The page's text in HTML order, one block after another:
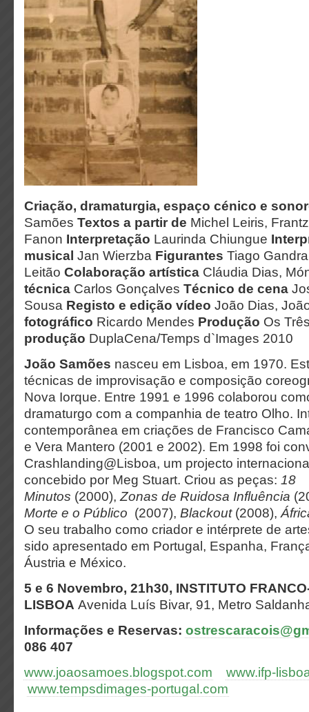
Criação, dramaturgia, espaço cénico e
Samões Textos a partir de Michel Leiris, Frantz
Fanon Interpretação Laurinda Chiungue
musical Jan Wierzba Figurantes Tiago
Leitão Colaboração artística Cláudia Dias,
técnica Carlos Gonçalves Técnico de cena
Sousa Registo e edição vídeo João Dias,
fotográfico Ricardo Mendes Produção Os
produção DuplaCena/Temps d`Images 2010
João Samões nasceu em Lisboa, em 1970.
técnicas de improvisação e composição
Nova Iorque. Entre 1991 e 1996 colaborou
dramaturgo com a companhia de teatro Olho.
contemporânea em criações de Francisco
e Vera Mantero (2001 e 2002). Em 1998 foi
Crashlanding@Lisboa, um projecto
concebido por Meg Stuart. Criou as peças: 18
Minutos (2000), Zonas de Ruidosa Influência
Morte e o Público (2007), Blackout(2008),
O seu trabalho como criador e intérprete de
sido apresentado em Portugal, Espanha,
Áustria e México.
5 e 6 Novembro, 21h30, INSTITUTO
LISBOA Avenida Luís Bivar, 91, Metro
Informações e Reservas:
086 407
www.joaosamoes.blogspot.com
www.ifp-
www.tempsdimages-portugal.com